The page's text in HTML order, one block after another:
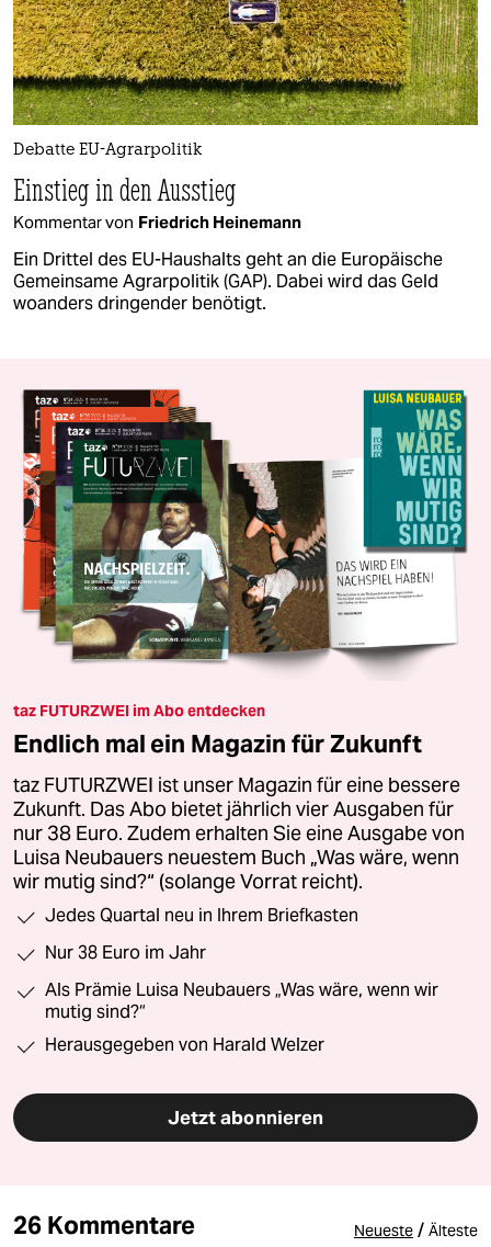
Debatte EU-Agrarpolitik
Einstieg in den Ausstieg
Kommentar von Friedrich Heinemann
Ein Drittel des EU-Haushalts geht an die Europäische
Gemeinsame Agrarpolitik (GAP). Dabei wird das Geld
woanders dringender benötigt.
taz FUTURZWEI im Abo entdecken
Endlich mal ein Magazin für Zukunft
taz FUTURZWEI ist unser Magazin für eine bessere
Zukunft. Das Abo bietet jährlich vier Ausgaben für
nur 38 Euro. Zudem erhalten Sie eine Ausgabe von
Luisa Neubauers neuestem Buch „Was wäre, wenn
wir mutig sind?“ (solange Vorrat reicht).
Jedes Quartal neu in Ihrem Briefkasten
Nur 38 Euro im Jahr
Als Prämie Luisa Neubauers „Was wäre, wenn wir
mutig sind?“
Herausgegeben von Harald Welzer
Jetzt abonnieren
26 Kommentare Neueste / Älteste